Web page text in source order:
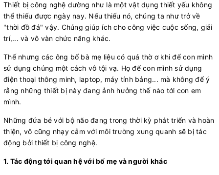
Thiết bị công nghệ dường như là một vật dụng thiết yếu không
thể thiếu được ngày nay. Nếu thiếu nó, chúng ta như trở về
"thời đồ đá" vậy. Chúng giúp ích cho công việc cuộc sống, giải
trí,... và vô vàn chức năng khác.
Thế nhưng các ông bố bà mẹ liệu có quá thờ ơ khi để con mình
sử dụng chúng một cách vô tội vạ. Họ để con mình sử dụng
điện thoại thông minh, laptop, máy tính bảng... mà không để ý
rằng những thiết bị này đang ảnh hưởng thế nào tới con em
mình.
Những đứa bé với bộ não đang trong thời kỳ phát triển và hoàn
thiện, vô cũng nhạy cảm với môi trường xung quanh sẽ bị tác
động bởi thiết bị công nghệ.
1. Tác động tới quan hệ với bố mẹ và người khác